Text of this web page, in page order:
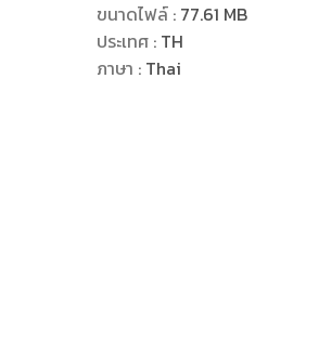
ขนาดไฟล์: 77.61 MB
ประเทศ : TH
ภาษา : Thai